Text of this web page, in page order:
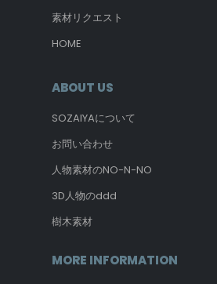
素材リクエスト
HOME
ABOUT US
SOZAIYAについて
お問い合わせ
人物素材のNO-N-NO
3D人物のddd
樹木素材
MORE INFORMATION